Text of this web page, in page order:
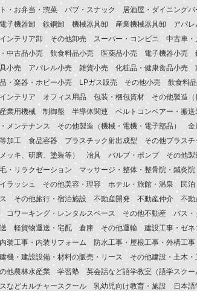
・お弁当・惣菜
パブ・スナック 居酒屋・ダイニングバ
電子機器卸 鉄鋼卸 機械器具卸 産業機械器具卸 アパレ
ンテリア卸
その他卸売 スーパー・コンビニ 中古車・
中古品小売
飲食料品小売 医薬品小売 電子機器小売
小売
アパレル小売 雑貨小売 化粧品・健康食品小売
・楽器・ホビー小売
LPガス販売 その他小売 飲食料
ンテリア
オフィス用品 包装・梱包資材 その他製造（
産業用機械 制御盤 半導体関連 ベルトコンベアー・搬送
メンテナンス
その他製造（機械・電機・電子部品） 金
加工
食品容器 プラスチック射出成型 その他プラス
ッキ、研磨、塗装等）
冶具 バルブ・ポンプ
その他製
・リラクゼーション
マッサージ・整体・整骨院・鍼灸院
ラッシュ
その他美容・理容 ホテル・旅館・温泉
民
その他旅行・宿泊施設 不動産開発 不動産仲介 不動
コワーキング・レンタルスペース その他不動産 バス・
軽貨物運送・宅配 倉庫 その他運輸 建設工事・ゼネ
内装工事・内装リフォーム 防水工事・屋根工事・外構工事
建機・建設設備・材料の販売・リース その他建設・土木・
他農林水産業 学習塾
英会話など語学教室（語学スクー
などカルチャースクール
乳幼児向け教育・施設 日本